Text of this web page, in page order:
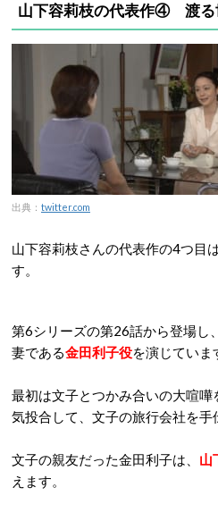
山下容莉枝の代表作④ 渡る
出典： twitter.com
山下容莉枝さんの代表作の4つ目
す。
第6シリーズの第26話から登場し
妻である金田利子役を演じていま
最初は文子とつかみ合いの大喧
気投合して、文子の旅行会社を手
文子の親友だった金田利子は、 山
えます。